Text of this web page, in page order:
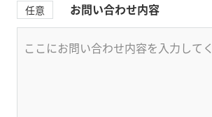
任意 お問い合わせ内容